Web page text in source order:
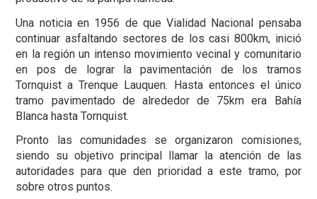
Una noticia en 1956 de que Vialidad Nacional pensaba
continuar asfaltando sectores de los casi 800km, inició
en la región un intenso movimiento vecinal y comunitario
en pos de lograr la pavimentación de los tramos
Tornquist a Trenque Lauquen. Hasta entonces el único
tramo pavimentado de alrededor de 75km era Bahía
Blanca hasta Tornquist.
Pronto las comunidades se organizaron comisiones,
siendo su objetivo principal llamar la atención de las
autoridades para que den prioridad a este tramo, por
sobre otros puntos.